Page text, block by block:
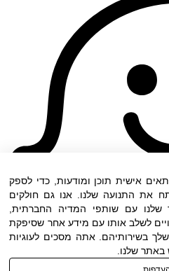
אישית תוכן ומודעות, כדי לספק
את התנועה שלנו. אנו גם חולקים
עם שותפי המדיה החברתית,
לשלב אותו עם מידע אחר שסיפקת
בשירותיהם. אתה מסכים לעוגיות
שלנו.